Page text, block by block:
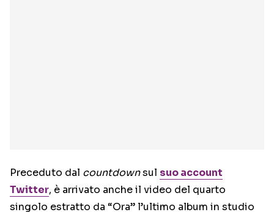
Preceduto dal countdownsul suo account
Twitter, è arrivato anche il video del quarto
singolo estratto da “Ora” l’ultimo album in studio